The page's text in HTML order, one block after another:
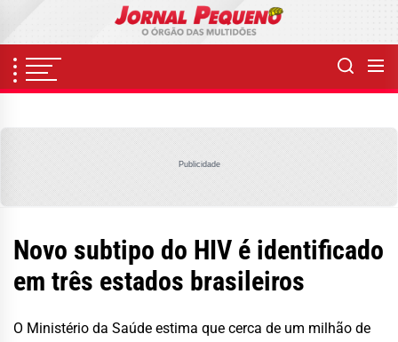
content
Publicidade
Novo subtipo do HIV é identificado
em três estados brasileiros
O Ministério da Saúde estima que cerca de um milhão de